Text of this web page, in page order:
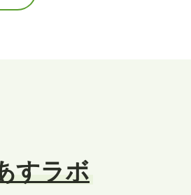
すラボ